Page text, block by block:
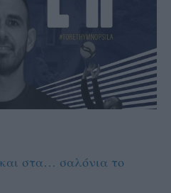
στα… σαλόνια το